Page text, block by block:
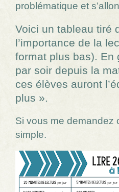
problématique et
Voici un tableau tiré
l’importance de la
format plus bas). En
par soir depuis la
ces élèves auront
plus ».
Si vous me demandez
simple.